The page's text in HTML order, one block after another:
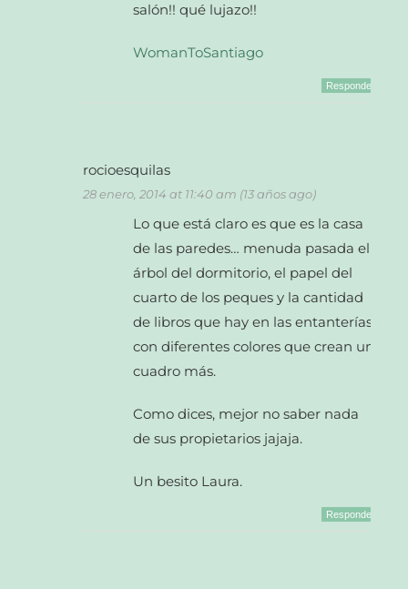
salón!! qué lujazo!!
WomanToSantiago
Responder
rocioesquilas
28 enero, 2014 at 11:40 am (13 años ago)
Lo que está claro es que es la casa
de las paredes… menuda pasada el
árbol del dormitorio, el papel del
cuarto de los peques y la cantidad
de libros que hay en las entanterías
con diferentes colores que crean un
cuadro más.
Como dices, mejor no saber nada
de sus propietarios jajaja.
Un besito Laura.
Responder